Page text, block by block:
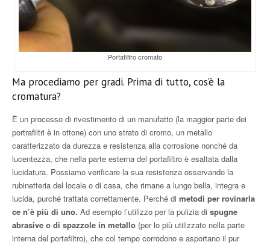
Portafiltro cromato
Ma procediamo per gradi. Prima di tutto, cos’è la
cromatura?
È un processo di rivestimento di un manufatto (la maggior parte dei
portrafiltri è in ottone) con uno strato di cromo, un metallo
caratterizzato da durezza e resistenza alla corrosione nonché da
lucentezza, che nella parte esterna del portafiltro è esaltata dalla
lucidatura. Possiamo verificare la sua resistenza osservando la
rubinetteria del locale o di casa, che rimane a lungo bella, integra e
lucida, purché trattata correttamente. Perché di metodi per rovinarla
ce n’è più di uno. Ad esempio l’utilizzo per la pulizia di spugne
abrasive o di spazzole in metallo (per lo più utilizzate nella parte
interna del portafiltro), che col tempo corrodono e asportano il pur